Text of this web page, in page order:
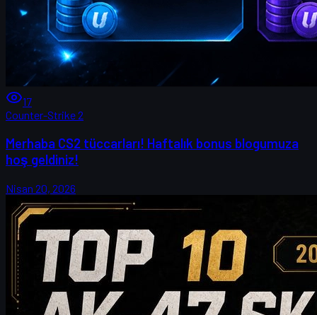
17
Counter-Strike 2
Merhaba CS2 tüccarları! Haftalık bonus blogumuza
hoş geldiniz!
Nisan 20, 2026